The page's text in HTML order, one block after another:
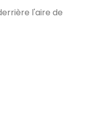
l'aire de